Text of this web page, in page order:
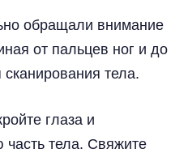
обращали внимание
от пальцев ног и до
тела.
глаза и
часть тела. Свяжите